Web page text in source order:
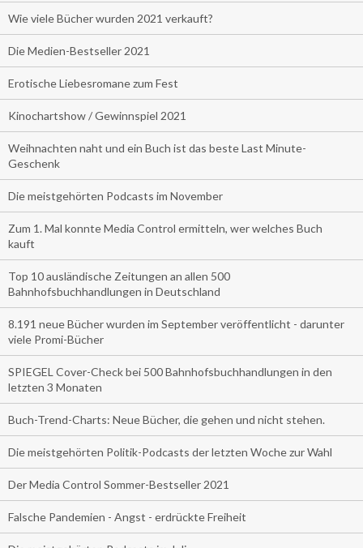
Wie viele Bücher wurden 2021 verkauft?
Die Medien-Bestseller 2021
Erotische Liebesromane zum Fest
Kinochartshow / Gewinnspiel 2021
Weihnachten naht und ein Buch ist das beste Last Minute-
Geschenk
Die meistgehörten Podcasts im November
Zum 1. Mal konnte Media Control ermitteln, wer welches Buch
kauft
Top 10 ausländische Zeitungen an allen 500
Bahnhofsbuchhandlungen in Deutschland
8.191 neue Bücher wurden im September veröffentlicht - darunter
viele Promi-Bücher
SPIEGEL Cover-Check bei 500 Bahnhofsbuchhandlungen in den
letzten 3 Monaten
Buch-Trend-Charts: Neue Bücher, die gehen und nicht stehen.
Die meistgehörten Politik-Podcasts der letzten Woche zur Wahl
Der Media Control Sommer-Bestseller 2021
Falsche Pandemien - Angst - erdrückte Freiheit